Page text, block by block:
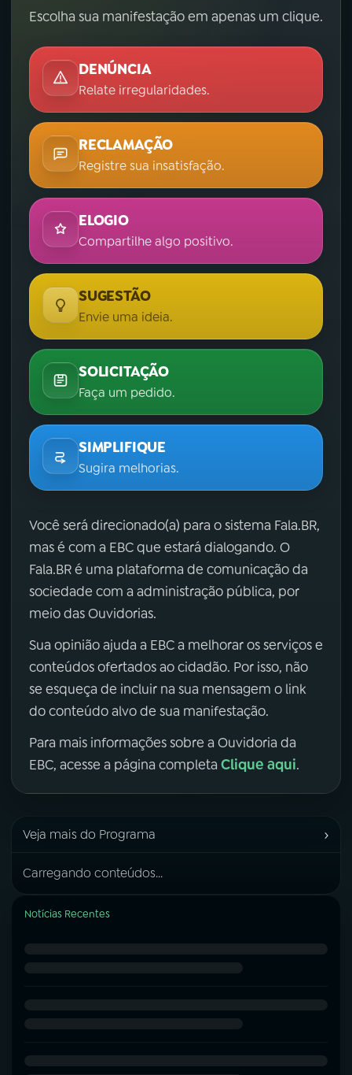
Escolha sua manifestação em apenas um clique.
DENÚNCIA
Relate irregularidades.
RECLAMAÇÃO
Registre sua insatisfação.
ELOGIO
Compartilhe algo positivo.
SUGESTÃO
Envie uma ideia.
SOLICITAÇÃO
Faça um pedido.
SIMPLIFIQUE
Sugira melhorias.
Você será direcionado(a) para o sistema Fala.BR,
mas é com a EBC que estará dialogando. O
Fala.BR é uma plataforma de comunicação da
sociedade com a administração pública, por
meio das Ouvidorias.
Sua opinião ajuda a EBC a melhorar os serviços e
conteúdos ofertados ao cidadão. Por isso, não
se esqueça de incluir na sua mensagem o link
do conteúdo alvo de sua manifestação.
Para mais informações sobre a Ouvidoria da
EBC, acesse a página completa Clique aqui.
Veja mais do Programa ›
Carregando conteúdos...
Notícias Recentes